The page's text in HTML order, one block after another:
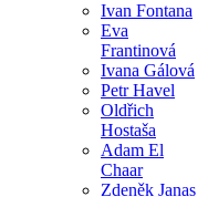
Ivan Fontana
Eva
Frantinová
Ivana Gálová
Petr Havel
Oldřich
Hostaša
Adam El
Chaar
Zdeněk Janas